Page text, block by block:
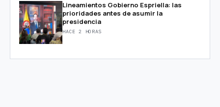
Lineamientos Gobierno Espriella: las
prioridades antes de asumir la
presidencia
HACE 2 HORAS